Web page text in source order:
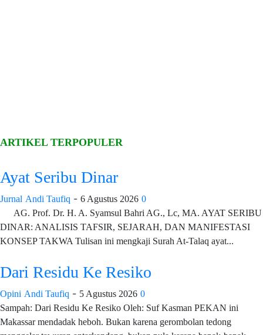
ARTIKEL TERPOPULER
Ayat Seribu Dinar
Jurnal Andi Taufiq - 6 Agustus 2026 0
AG. Prof. Dr. H. A. Syamsul Bahri AG., Lc, MA. AYAT SERIBU
DINAR: ANALISIS TAFSIR, SEJARAH, DAN MANIFESTASI
KONSEP TAKWA Tulisan ini mengkaji Surah At-Talaq ayat...
Dari Residu Ke Resiko
Opini Andi Taufiq - 5 Agustus 2026 0
Sampah: Dari Residu Ke Resiko Oleh: Suf Kasman PEKAN ini
Makassar mendadak heboh. Bukan karena gerombolan tedong